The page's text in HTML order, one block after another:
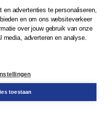
advertenties te personaliseren,
en om ons websiteverkeer
over jouw gebruik van onze
adverteren en analyse.
toestaan